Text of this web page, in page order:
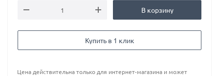
В корзину
Купить в 1 клик
Цена действительна только для интернет-магазина и может